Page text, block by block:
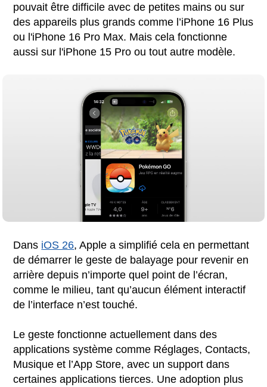
pouvait être difficile avec de petites mains ou sur
des appareils plus grands comme l’iPhone 16 Plus
ou l'iPhone 16 Pro Max. Mais cela fonctionne
aussi sur l'iPhone 15 Pro ou tout autre modèle.
Dans iOS 26, Apple a simplifié cela en permettant
de démarrer le geste de balayage pour revenir en
arrière depuis n’importe quel point de l’écran,
comme le milieu, tant qu’aucun élément interactif
de l’interface n’est touché.
Le geste fonctionne actuellement dans des
applications système comme Réglages, Contacts,
Musique et l’App Store, avec un support dans
certaines applications tierces. Une adoption plus